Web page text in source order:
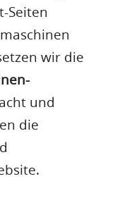
Seiten
wir die
und
die